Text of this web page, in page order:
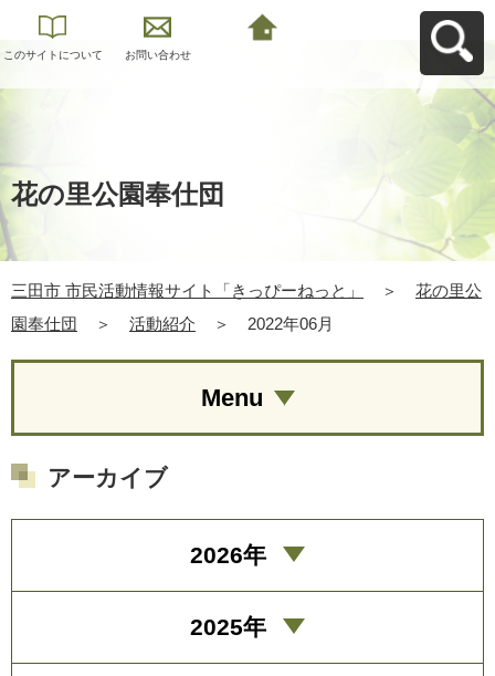
このサイトについて お問い合わせ
花の里公園奉仕団
三田市 市民活動情報サイト「きっぴーねっと」 ＞
花の里公
園奉仕団
＞ 活動紹介 ＞ 2022年06月
Menu
アーカイブ
2026年
2025年